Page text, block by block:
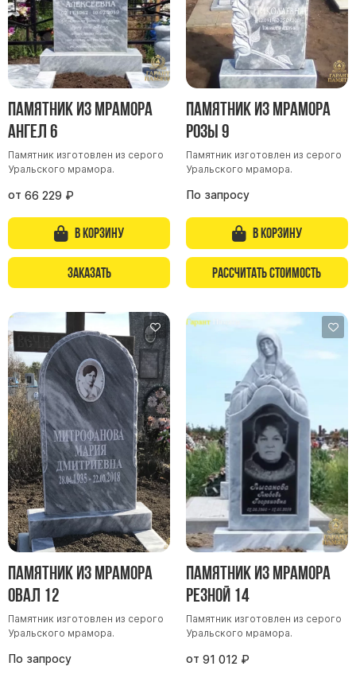
Памятник из мрамора
Ангел 6
Памятник изготовлен из серого
Уральского мрамора.
от 66 229 ₽
В корзину
Заказать
Памятник из мрамора
Розы 9
Памятник изготовлен из серого
Уральского мрамора.
По запросу
В корзину
Рассчитать стоимость
Памятник из мрамора
Овал 12
Памятник изготовлен из серого
Уральского мрамора.
По запросу
Памятник из мрамора
Резной 14
Памятник изготовлен из серого
Уральского мрамора.
от 91 012 ₽